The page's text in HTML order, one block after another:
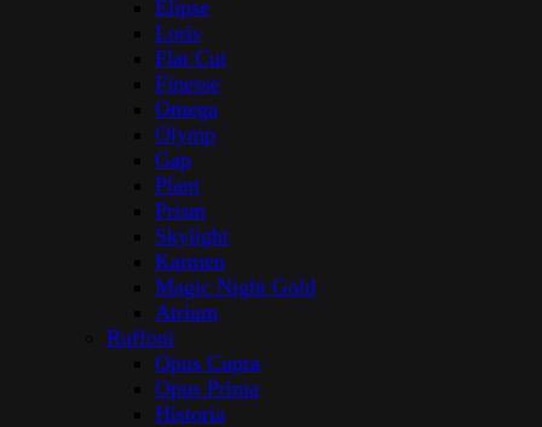
Elipse
Loris
Flat Cut
Finesse
Omega
Olymp
Gap
Plant
Prism
Skylight
Karmen
Magic Night Gold
Atrium
Ruffoni
Opus Cupra
Opus Prima
Historia